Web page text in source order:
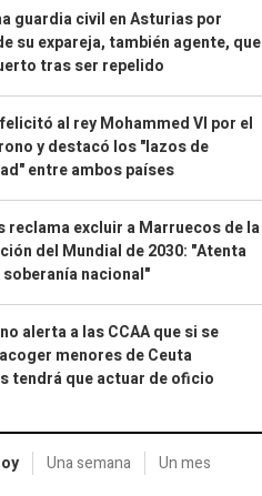
guardia civil en Asturias por
su expareja, también agente, que
tras ser repelido
al rey Mohammed VI por el
y destacó los "lazos de
entre ambos países
reclama excluir a Marruecos de la
del Mundial de 2030: "Atenta
nacional"
alerta a las CCAA que si se
menores de Ceuta
tendrá que actuar de oficio
Una semana Un mes